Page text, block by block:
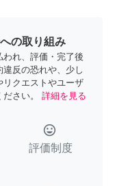
の取り組み
れ、評価・完了後
反の恐れや、少し
リクエストやユーザ
さい。
詳細を見る
tag_faces
評価制度